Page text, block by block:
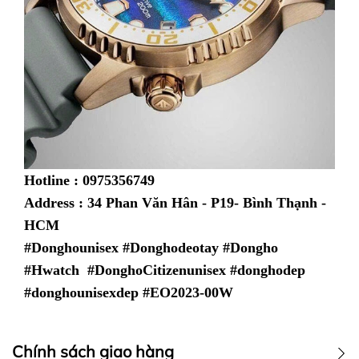
Hotline : 0975356749
Address : 34 Phan Văn Hân - P19- Bình Thạnh -
HCM
#Donghounisex #Donghodeotay #Dongho
#Hwatch #DonghoCitizenunisex #donghodep
#donghounisexdep #EO2023-00W
Chính sách giao hàng